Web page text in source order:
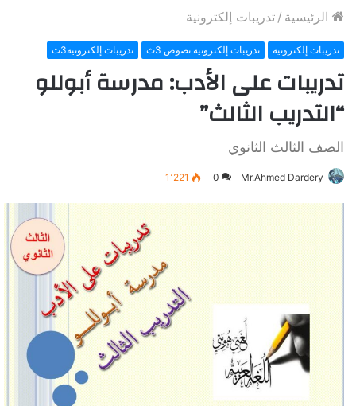
الرئيسية / تدريبات إلكترونية
تدريبات إلكترونية تدريبات إلكترونية نصوص 3ث تدريبات إلكترونية3ث
تدريبات على الأدب: مدرسة أبوللو
“التدريب الثالث”
الصف الثالث الثانوي
Mr.Ahmed Dardery
0 1٬221